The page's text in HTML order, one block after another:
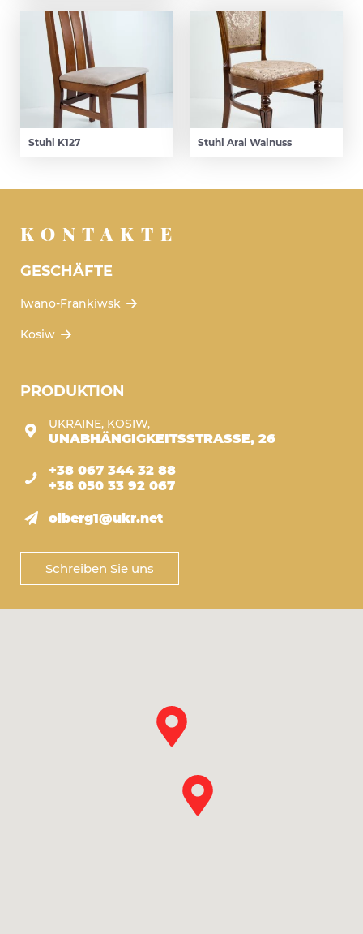
Stuhl K127 Stuhl Aral Walnuss
KONTAKTE
GESCHÄFTE
Iwano-Frankiwsk
Kosiw
PRODUKTION
UKRAINE, KOSIW,
UNABHÄNGIGKEITSSTRASSE, 26
+38 067 344 32 88
+38 050 33 92 067
olberg1@ukr.net
Schreiben Sie uns